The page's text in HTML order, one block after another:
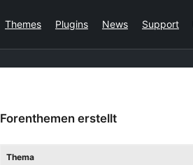
Themes Plugins News Support
Forenthemen erstellt
Thema